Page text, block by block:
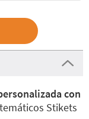
con
Stikets